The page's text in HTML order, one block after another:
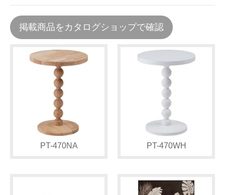
掲載商品をカタログショップで確認
PT-470NA PT-470WH